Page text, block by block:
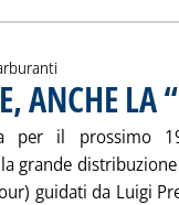
ANCHE LA
per il prossimo
grande
guidati da Luigi